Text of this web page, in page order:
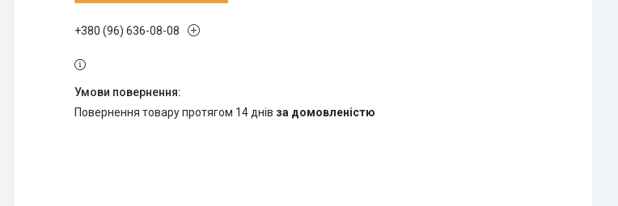
+380 (96) 636-08-08
повернення товару протягом 14 днів за домовленістю